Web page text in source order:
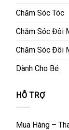
Chăm Sóc Tóc
Chăm Sóc Đôi
Chăm Sóc Đôi
Dành Cho Bé
HỖ TRỢ
Mua Hàng –